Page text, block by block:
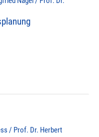
/ Prof. Dr. Herbert